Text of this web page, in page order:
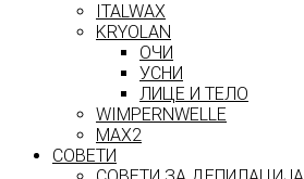
ITALWAX
KRYOLAN
ОЧИ
УСНИ
ЛИЦЕ И ТЕЛО
WIMPERNWELLE
MAX2
СОВЕТИ